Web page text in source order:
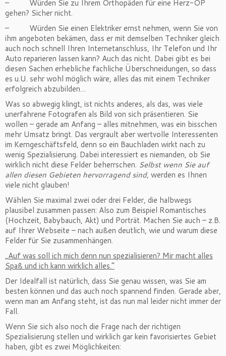
– Würden Sie zu Ihrem Orthopäden für eine Herz-OP
gehen? Sicher nicht.
– Würden Sie einen Elektriker ernst nehmen, wenn Sie von
ihm angeboten bekämen, dass er mit demselben Techniker gleich
auch noch schnell Ihren Internetanschluss, Ihr Telefon und Ihr
Auto reparieren lassen kann? Auch das nicht. Dabei gibt es bei
diesen Sachen erhebliche fachliche Überschneidungen, so dass
es u.U. sehr wohl möglich wäre, alles das mit einem Techniker
erfolgreich abzubilden…
Was so abwegig klingt, ist nichts anderes, als das, was viele
unerfahrene Fotografen als Bild von sich präsentieren. Sie
wollen – gerade am Anfang – alles mitnehmen, was ein bisschen
mehr Umsatz bringt. Das vergrault aber wertvolle Interessenten
im Kerngeschäftsfeld, denn so ein Bauchladen wirkt nach zu
wenig Spezialisierung. Dabei interessiert es niemanden, ob Sie
wirklich nicht diese Felder beherrschen. Selbst wenn Sie auf
allen diesen Gebieten hervorragend sind, werden es Ihnen
viele nicht glauben!
Wählen Sie maximal zwei oder drei Felder, die halbwegs
plausibel zusammen passen: Also zum Beispiel Romantisches
(Hochzeit, Babybauch, Akt) und Porträt. Machen Sie auch – z.B.
auf Ihrer Webseite – nach außen deutlich, wie und warum diese
Felder für Sie zusammenhängen.
„Auf was soll ich mich denn nun spezialisieren? Mir macht alles
Spaß und ich kann wirklich alles.“
Der Idealfall ist natürlich, dass Sie genau wissen, was Sie am
besten können und das auch noch spannend finden. Gerade aber,
wenn man am Anfang steht, ist das nun mal leider nicht immer der
Fall.
Wenn Sie sich also noch die Frage nach der richtigen
Spezialisierung stellen und wirklich gar kein favorisiertes Gebiet
haben, gibt es zwei Möglichkeiten: